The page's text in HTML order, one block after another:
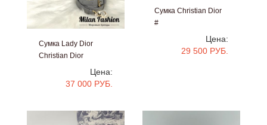
Сумка Lady Dior
Christian Dior
Цена:
37 000 РУБ.
Сумка Christian Dior
#
Цена:
29 500 РУБ.